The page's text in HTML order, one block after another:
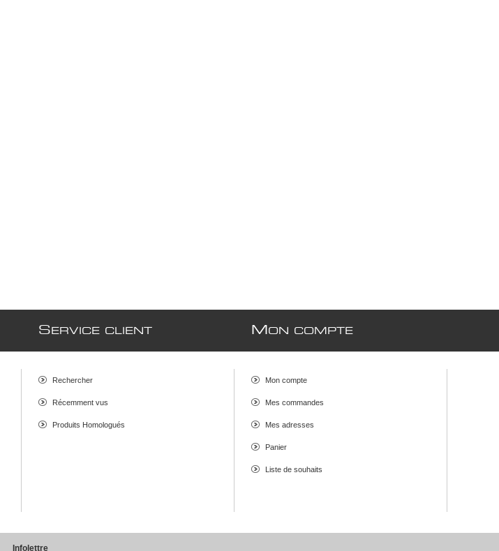
S ERVICE CLIENT
Rechercher
Récemment vus
Produits Homologués
M ON COMPTE
Mon compte
Mes commandes
Mes adresses
Panier
Liste de souhaits
Infolettre